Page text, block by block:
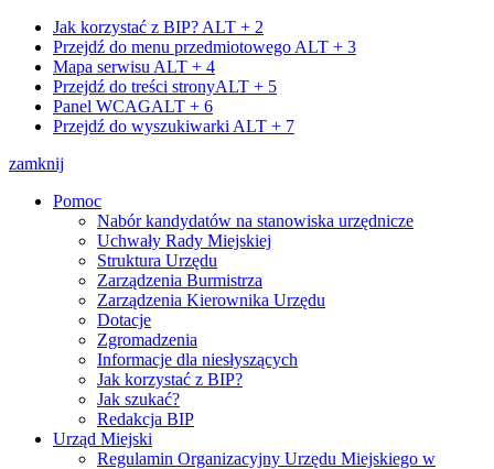
Jak korzystać z BIP? ALT + 2
Przejdź do menu przedmiotowego ALT + 3
Mapa serwisu ALT + 4
Przejdź do treści stronyALT + 5
Panel WCAGALT + 6
Przejdź do wyszukiwarki ALT + 7
zamknij
Pomoc
Nabór kandydatów na stanowiska urzędnicze
Uchwały Rady Miejskiej
Struktura Urzędu
Zarządzenia Burmistrza
Zarządzenia Kierownika Urzędu
Dotacje
Zgromadzenia
Informacje dla niesłyszących
Jak korzystać z BIP?
Jak szukać?
Redakcja BIP
Urząd Miejski
Regulamin Organizacyjny Urzędu Miejskiego w